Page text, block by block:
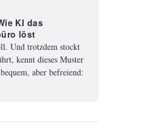
KI das
löst
Und trotzdem stockt
kennt dieses Muster
aber befreiend: